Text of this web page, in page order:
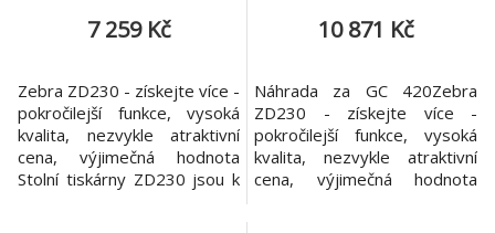
7 259 Kč
Zebra ZD230 - získejte více -
pokročilejší funkce, vysoká
kvalita, nezvykle atraktivní
cena, výjimečná hodnota
Stolní tiskárny ZD230 jsou k
10 871 Kč
Náhrada za GC 420Zebra
ZD230 - získejte více -
pokročilejší funkce, vysoká
kvalita, nezvykle atraktivní
cena, výjimečná hodnota